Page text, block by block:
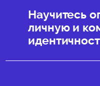
Научитесь
личную и